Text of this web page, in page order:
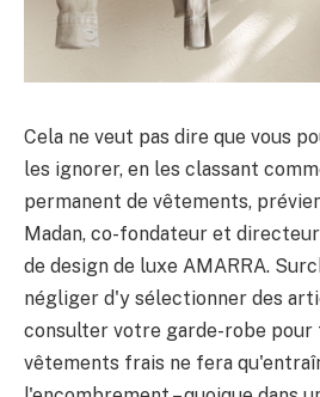
Cela ne veut pas dire que vous
les ignorer, en les classant
permanent de vêtements,
Madan, co-fondateur et
de design de luxe AMARRA.
négliger d'y sélectionner des
consulter votre garde-robe pour
vêtements frais ne fera